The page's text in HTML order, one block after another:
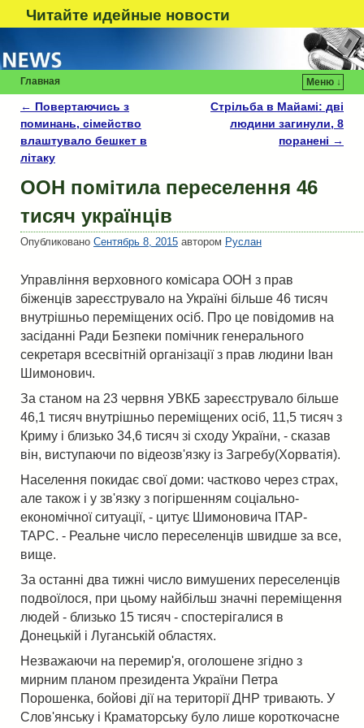
Читайте идейные новости
Главная Меню ↓
Навигация по записям
← Повертаючись з
поминань, сімейство
влаштувало бешкет в
літаку
Стрільба в Майамі: дві
людини загинули, 8
поранені →
ООН помітила переселення 46
тисяч українців
Опубликовано Сентябрь 8, 2015 автором Руслан
Управління верховного комісара ООН з прав
біженців зареєструвало на Україні більше 46 тисяч
внутрішньо переміщених осіб. Про це повідомив на
засіданні Ради Безпеки помічник генерального
секретаря всесвітній організації з прав людини Іван
Шимонович.
За станом на 23 червня УВКБ зареєструвало більше
46,1 тисяч внутрішньо переміщених осіб, 11,5 тисяч з
Криму і близько 34,6 тисяч зі сходу України, - сказав
він, виступаючи по відеозв'язку із Загребу(Хорватія).
Населення покидає свої доми: частково через страх,
але також і у зв'язку з погіршенням соціально-
економічної ситуації, - цитує Шимоновича ІТАР-
ТАРС. - Реальне число переселенців швидше за все,
вище.
За останні два тижні число вимушених переселенців
подвоїлося, при цьому найбільш значні переміщення
людей - близько 15 тисяч - спостерігалися в
Донецькій і Луганській областях.
Незважаючи на перемир'я, оголошене згідно з
мирним планом президента України Петра
Порошенка, бойові дії на території ДНР тривають. У
Слов'янську і Краматорську було лише короткочасне